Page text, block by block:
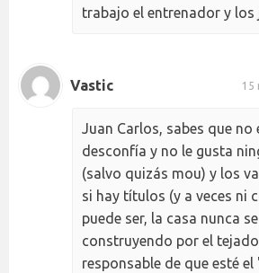
trabajo el entrenador y los
Vastic 15
Juan Carlos, sabes que no
desconfía y no le gusta
(salvo quizás mou) y los
si hay títulos (y a veces ni
puede ser, la casa nunca
construyendo por el
responsable de que esté